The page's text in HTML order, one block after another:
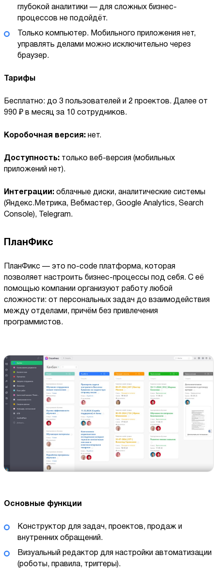
глубокой аналитики — для сложных бизнес-
процессов не подойдёт.
Только компьютер. Мобильного приложения нет,
управлять делами можно исключительно через
браузер.
Тарифы
Бесплатно: до 3 пользователей и 2 проектов. Далее от
990 ₽ в месяц за 10 сотрудников.
Коробочная версия: нет.
Доступность: только веб-версия (мобильных
приложений нет).
Интеграции: облачные диски, аналитические системы
(Яндекс.Метрика, Вебмастер, Google Analytics, Search
Console), Telegram.
ПланФикс
ПланФикс — это no-code платформа, которая
позволяет настроить бизнес-процессы под себя. С её
помощью компании организуют работу любой
сложности: от персональных задач до взаимодействия
между отделами, причём без привлечения
программистов.
Основные функции
Конструктор для задач, проектов, продаж и
внутренних обращений.
Визуальный редактор для настройки автоматизации
(роботы, правила, триггеры).